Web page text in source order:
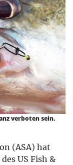
verboten sein.
(ASA) hat
US Fish &